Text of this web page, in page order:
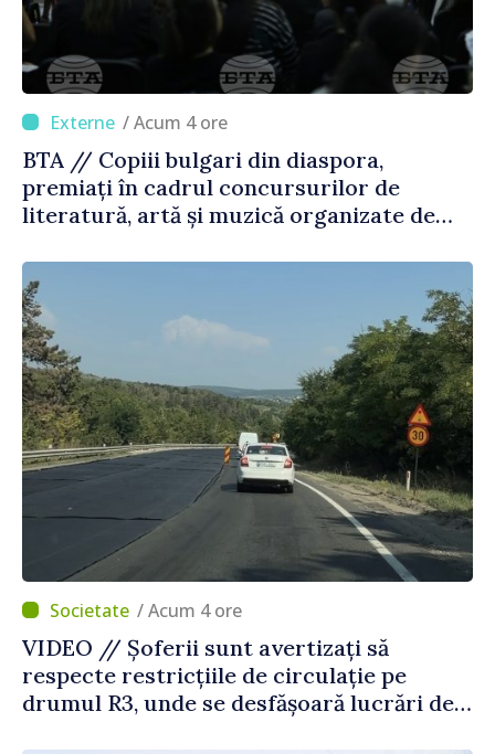
/ Acum 4 ore
BTA // Copiii bulgari din diaspora,
premiați în cadrul concursurilor de
literatură, artă și muzică organizate de
Străinătate
/ Acum 4 ore
VIDEO // Șoferii sunt avertizați să
respecte restricțiile de circulație pe
drumul R3, unde se desfășoară lucrări de